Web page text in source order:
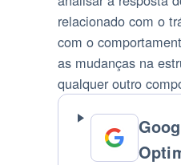
relacionado com o
com o
as mudanças na
qualquer outro